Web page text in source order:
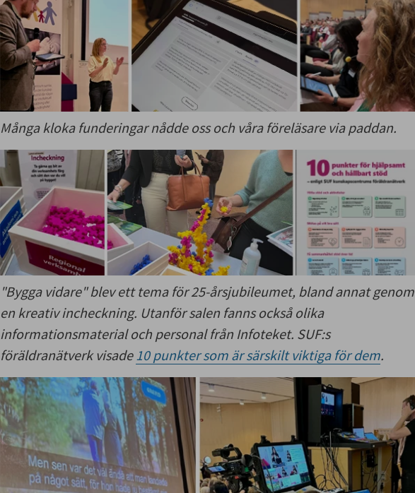
Många kloka funderingar nådde oss och våra föreläsare via paddan.
"Bygga vidare" blev ett tema för 25-årsjubileumet, bland annat genom
en kreativ incheckning. Utanför salen fanns också olika
informationsmaterial och personal från Infoteket. SUF:s
föräldranätverk visade 10 punkter som är särskilt viktiga för dem.